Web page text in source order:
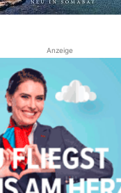
Anzeige